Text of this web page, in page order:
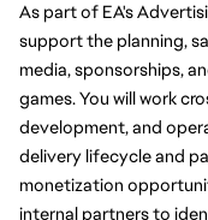
As part of EA's
support the planning,
media, sponsorships,
games. You will work
development, and
delivery lifecycle and
monetization
internal partners to